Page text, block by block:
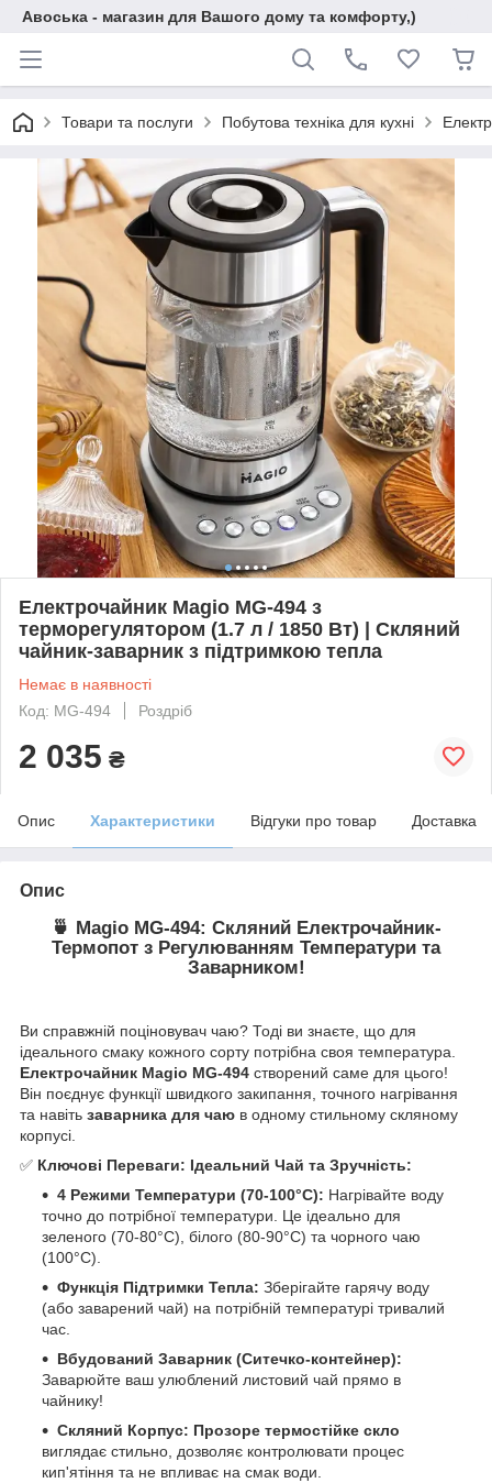
Авоська - магазин для Вашого дому та комфорту,)
Товари та послуги Побутова техніка для кухні
Електрочайник Magio MG-494 з
терморегулятором (1.7 л / 1850 Вт) | Скляний
чайник-заварник з підтримкою тепла
Немає в наявності
Код: MG-494
Роздріб
2 035 ₴
Опис Характеристики Відгуки про товар Доставка
Опис
🍵 Magio MG-494: Скляний Електрочайник-
Термопот з Регулюванням Температури та
Заварником!
Ви справжній поціновувач чаю? Тоді ви знаєте, що для
ідеального смаку кожного сорту потрібна своя температура.
Електрочайник Magio MG-494 створений саме для цього!
Він поєднує функції швидкого закипання, точного нагрівання
та навіть заварника для чаю в одному стильному скляному
корпусі.
✅ Ключові Переваги: Ідеальний Чай та Зручність:
4 Режими Температури (70-100°C): Нагрівайте воду
точно до потрібної температури. Це ідеально для
зеленого (70-80°C), білого (80-90°C) та чорного чаю
(100°C).
Функція Підтримки Тепла: Зберігайте гарячу воду
(або заварений чай) на потрібній температурі тривалий
час.
Вбудований Заварник (Ситечко-контейнер):
Заварюйте ваш улюблений листовий чай прямо в
чайнику!
Скляний Корпус: Прозоре термостійке скло
виглядає стильно, дозволяє контролювати процес
кип'ятіння та не впливає на смак води.